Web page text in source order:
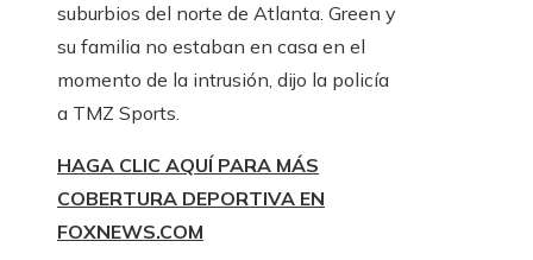
suburbios del norte de Atlanta. Green y
su familia no estaban en casa en el
momento de la intrusión, dijo la policía
a TMZ Sports.
HAGA CLIC AQUÍ PARA MÁS
COBERTURA DEPORTIVA EN
FOXNEWS.COM